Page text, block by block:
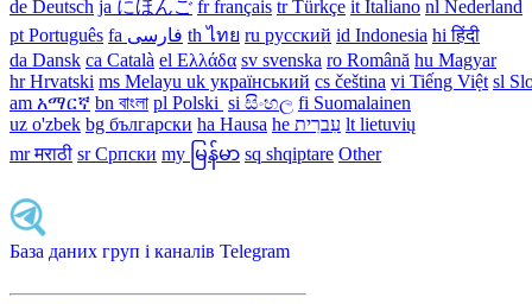
de Deutsch ja にほんご fr français tr Türkçe it Italiano nl Nederland
pt Português
th ไทย ru русский id Indonesia hi हिंदी
da Dansk‎ ca Català el Ελλάδα sv svenska ro Română hu Magyar
hr Hrvatski ms Melayu uk український‎ cs čeština‎ vi Tiếng Việt sl
am አማርኛ bn বাংলা pl Polski ‎ si සිංහල fi Suomalainen
uz o'zbek bg български ha Hausa‎ he עִברִית lt lietuvių
mr मराठी sr Српски my မြန်မာ sq shqiptare Other
База даних груп і каналів Telegram